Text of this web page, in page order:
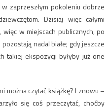
zaprzeszłym pokoleniu dobrze
Dzisiaj więc całymi
w miejscach publicznych, po
pozostają nadal białe; gdy jeszcze
takiej ekspozycji byłyby już one
można czytać książkę? I znowu –
się coś przeczytać, choćby